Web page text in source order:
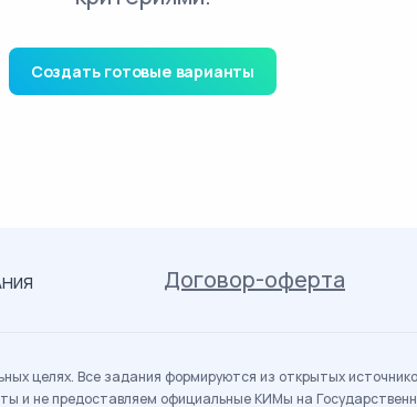
Создать готовые варианты
Договор-оферта
целях. Все задания формируются из открытых
и не предоставляем официальные КИМы на